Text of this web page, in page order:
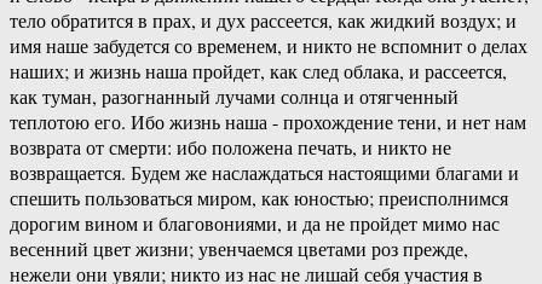
тело обратится в прах, и дух рассеется, как жидкий воздух; и
имя наше забудется со временем, и никто не вспомнит о делах
наших; и жизнь наша пройдет, как след облака, и рассеется,
как туман, разогнанный лучами солнца и отягченный
теплотою его. Ибо жизнь наша - прохождение тени, и нет нам
возврата от смерти: ибо положена печать, и никто не
возвращается. Будем же наслаждаться настоящими благами и
спешить пользоваться миром, как юностью; преисполнимся
дорогим вином и благовониями, и да не пройдет мимо нас
весенний цвет жизни; увенчаемся цветами роз прежде,
нежели они увяли; никто из нас не лишай себя участия в